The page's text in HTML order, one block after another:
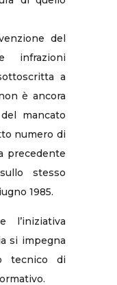
del
infrazioni
a
è ancora
mancato
numero di
precedente
stesso
1985.
l’iniziativa
si impegna
tecnico di